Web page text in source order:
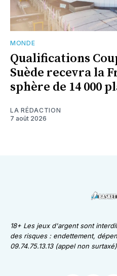
MONDE
Qualifications
Suède recevra la
sphère de 14 000
LA RÉDACTION
7 août 2026
18+ Les jeux d'argent sont
des risques : endettement,
09.74.75.13.13 (appel non surtaxé)